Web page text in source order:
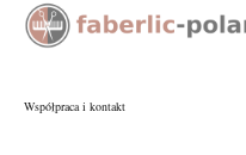
Współpraca i kontakt